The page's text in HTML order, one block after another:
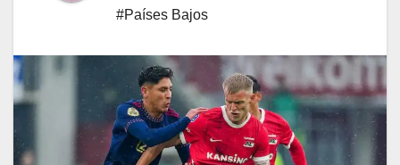
#Países Bajos